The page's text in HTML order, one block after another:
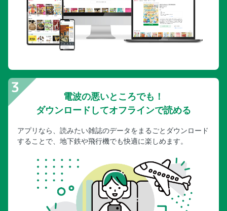
電波の悪いところでも！
ダウンロードしてオフラインで読める
アプリなら、読みたい雑誌のデータをまるごとダウンロード
することで、地下鉄や飛行機でも快適に楽しめます。